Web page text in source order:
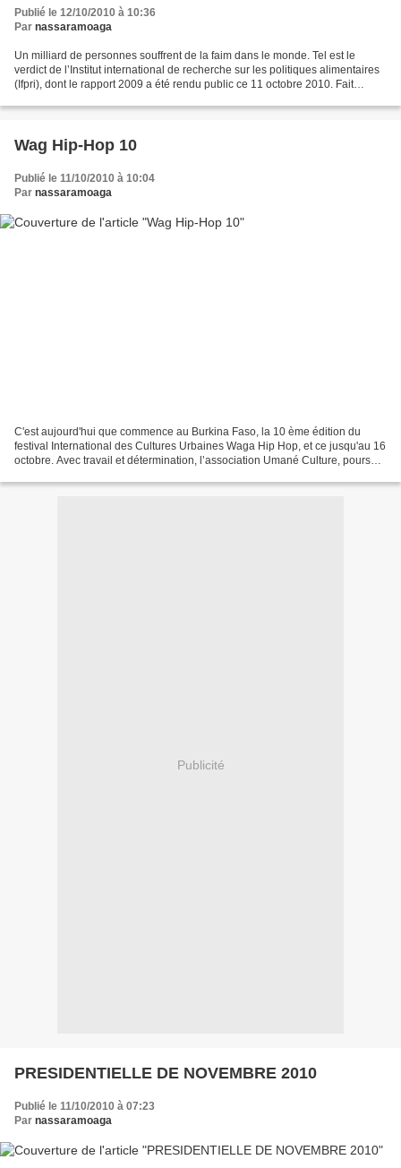
Publié le 12/10/2010 à 10:36
Par nassaramoaga
Un milliard de personnes souffrent de la faim dans le monde. Tel est le
verdict de l’Institut international de recherche sur les politiques alimentaires
(Ifpri), dont le rapport 2009 a été rendu public ce 11 octobre 2010. Fait
Wag Hip-Hop 10
Publié le 11/10/2010 à 10:04
Par nassaramoaga
C'est aujourd'hui que commence au Burkina Faso, la 10 ème édition du
festival International des Cultures Urbaines Waga Hip Hop, et ce jusqu'au 16
octobre. Avec travail et détermination, l’association Umané Culture, poursuit
Publicité
PRESIDENTIELLE DE NOVEMBRE 2010
Publié le 11/10/2010 à 07:23
Par nassaramoaga